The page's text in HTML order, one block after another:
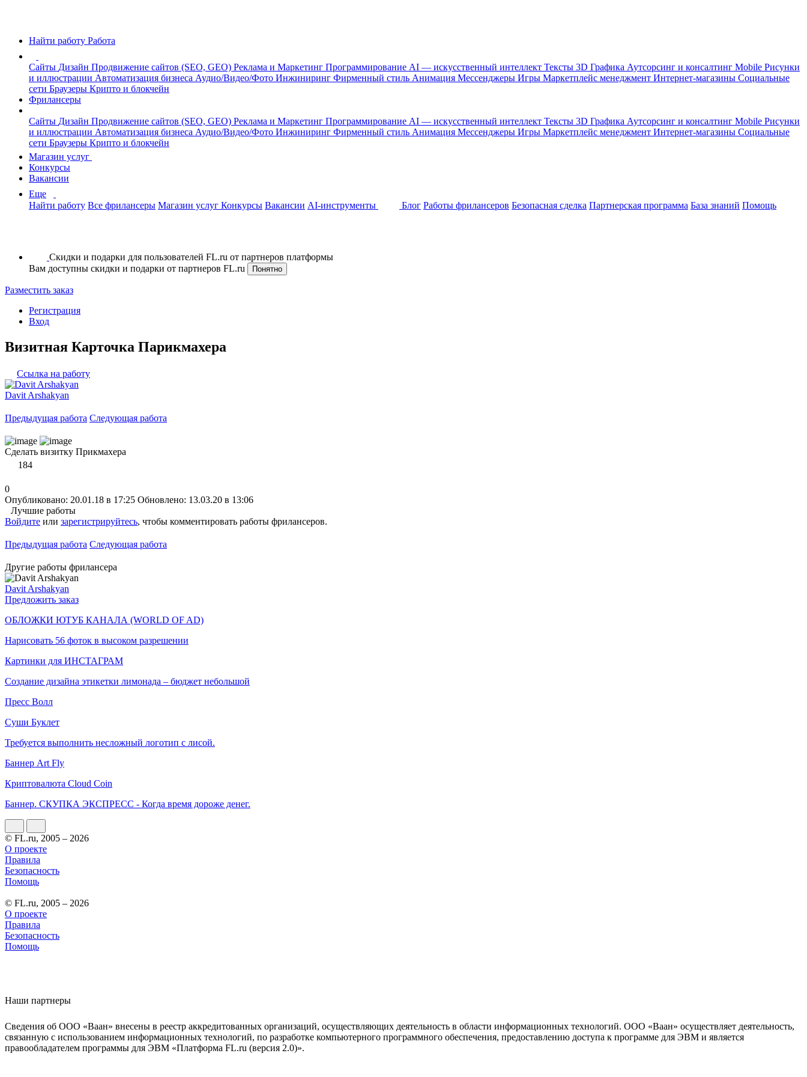
Найти работу Работа
Сайты Дизайн Продвижение сайтов (SEO, GEO) Реклама и Маркетинг Программирование AI — искусственный интеллект Тексты 3D Графика Аутсорсинг и консалтинг Mobile Рисунки
и иллюстрации Автоматизация бизнеса Аудио/Видео/Фото Инжиниринг Фирменный стиль Анимация Мессенджеры Игры Маркетплейс менеджмент Интернет-магазины Социальные
сети Браузеры Крипто и блокчейн
Фрилансеры
Сайты Дизайн Продвижение сайтов (SEO, GEO) Реклама и Маркетинг Программирование AI — искусственный интеллект Тексты 3D Графика Аутсорсинг и консалтинг Mobile Рисунки
и иллюстрации Автоматизация бизнеса Аудио/Видео/Фото Инжиниринг Фирменный стиль Анимация Мессенджеры Игры Маркетплейс менеджмент Интернет-магазины Социальные
сети Браузеры Крипто и блокчейн
Магазин услуг
Конкурсы
Вакансии
Еще
Найти работу Все фрилансеры Магазин услуг Конкурсы Вакансии AI-инструменты Блог Работы фрилансеров Безопасная сделка Партнерская программа База знаний Помощь
Скидки и подарки для пользователей FL.ru от партнеров платформы
Вам доступны скидки и подарки от партнеров FL.ru
Понятно
Разместить заказ
Регистрация
Вход
Визитная Карточка Парикмахера
Ссылка на работу
Davit Arshakyan
Предыдущая работа Следующая работа
Сделать визитку Прикмахера
184
0
Опубликовано: 20.01.18 в 17:25 Обновлено: 13.03.20 в 13:06
Лучшие работы
Войдите или зарегистрируйтесь, чтобы комментировать работы фрилансеров.
Предыдущая работа Следующая работа
Другие работы фрилансера
Davit Arshakyan
Предложить заказ
ОБЛОЖКИ ЮТУБ КАНАЛА (WORLD OF AD)
Нарисовать 56 фоток в высоком разрешении
Картинки для ИНСТАГРАМ
Создание дизайна этикетки лимонада – бюджет небольшой
Пресс Волл
Суши Буклет
Требуется выполнить несложный логотип с лисой.
Баннер Art Fly
Криптовалюта Cloud Coin
Баннер. СКУПКА ЭКСПРЕСС - Когда время дороже денег.
© FL.ru, 2005 – 2026
О проекте
Правила
Безопасность
Помощь
© FL.ru, 2005 – 2026
О проекте
Правила
Безопасность
Помощь
Наши партнеры
Сведения об ООО «Ваан» внесены в реестр аккредитованных организаций, осуществляющих деятельность в области информационных технологий. ООО «Ваан» осуществляет деятельность,
связанную с использованием информационных технологий, по разработке компьютерного программного обеспечения, предоставлению доступа к программе для ЭВМ и является
правообладателем программы для ЭВМ «Платформа FL.ru (версия 2.0)».